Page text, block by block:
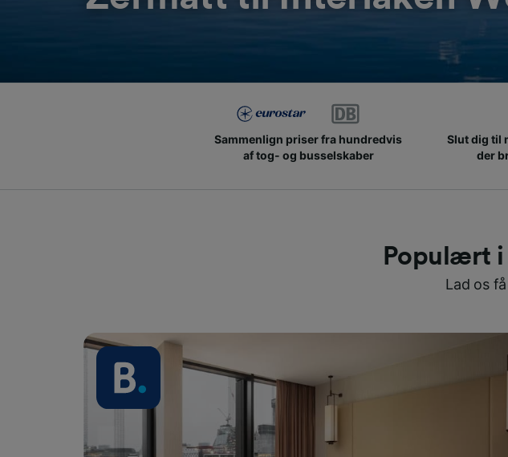
Sammenlign priser fra hundredvis
af tog- og busselskaber
Slut dig til
der
Populært
Lad os